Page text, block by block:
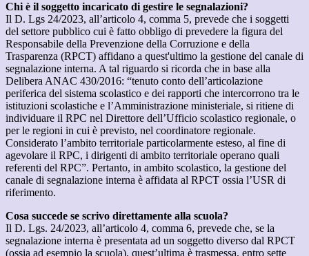
Chi è il soggetto incaricato di gestire le segnalazioni?
Il D. Lgs 24/2023, all’articolo 4, comma 5, prevede che i soggetti
del settore pubblico cui è fatto obbligo di prevedere la figura del
Responsabile della Prevenzione della Corruzione e della
Trasparenza (RPCT) affidano a quest'ultimo la gestione del canale di
segnalazione interna. A tal riguardo si ricorda che in base alla
Delibera ANAC 430/2016: “tenuto conto dell’articolazione
periferica del sistema scolastico e dei rapporti che intercorrono tra le
istituzioni scolastiche e l’Amministrazione ministeriale, si ritiene di
individuare il RPC nel Direttore dell’Ufficio scolastico regionale, o
per le regioni in cui è previsto, nel coordinatore regionale.
Considerato l’ambito territoriale particolarmente esteso, al fine di
agevolare il RPC, i dirigenti di ambito territoriale operano quali
referenti del RPC”. Pertanto, in ambito scolastico, la gestione del
canale di segnalazione interna è affidata al RPCT ossia l’USR di
riferimento.
Cosa succede se scrivo direttamente alla scuola?
Il D. Lgs. 24/2023, all’articolo 4, comma 6, prevede che, se la
segnalazione interna è presentata ad un soggetto diverso dal RPCT
(ossia ad esempio la scuola), quest’ultima è trasmessa, entro sette